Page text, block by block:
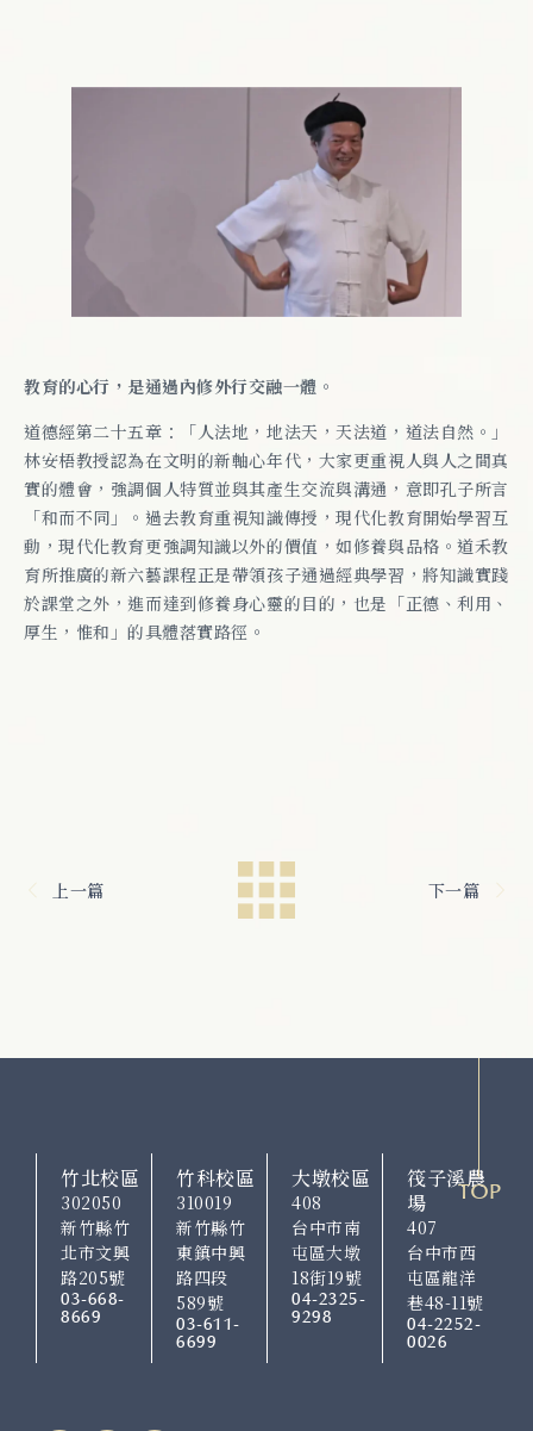
教育的心行，是通過內修外行交融一體。
道德經第二十五章：「人法地，地法天，天法道，道法自然。」
林安梧教授認為在文明的新軸心年代，大家更重視人與人之間真
實的體會，強調個人特質並與其產生交流與溝通，意即孔子所言
「和而不同」。過去教育重視知識傳授，現代化教育開始學習互
動，現代化教育更強調知識以外的價值，如修養與品格。道禾教
育所推廣的新六藝課程正是帶領孩子通過經典學習，將知識實踐
於課堂之外，進而達到修養身心靈的目的，也是「正德、利用、
厚生，惟和」的具體落實路徑。
上一篇 下一篇
竹北校區
302050
新竹縣竹
北市文興
路205號
03-668-
8669
竹科校區
310019
新竹縣竹
東鎮中興
路四段
589號
03-611-
6699
大墩校區
408
台中市南
屯區大墩
18街19號
04-2325-
9298
筏子溪農
場
407
台中市西
屯區龍洋
巷48-11號
04-2252-
0026
TOP